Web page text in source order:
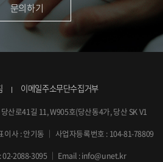
문의하기
이메일주소무단수집거부
산로41길 11, W905호(당산동4가, 당산 SK V1
이사 : 안기동 ｜ 사업자등록번호 : 104-81-78809
02-2088-3095 ｜ Email :info@unet.kr